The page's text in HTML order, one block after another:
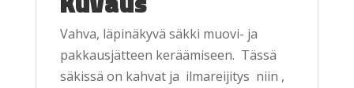
Vahva, läpinäkyvä säkki muovi- ja
pakkausjätteen keräämiseen. Tässä
säkissä on kahvat ja ilmareijitys niin ,